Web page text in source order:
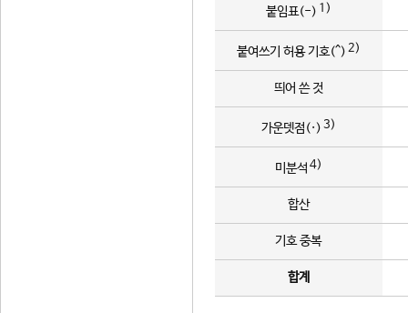
붙임표(-) 1)
붙여쓰기 허용 기호(^) 2)
띄어 쓴 것
가운뎃점(·) 3)
미분석 4)
합산
기호 중복
합계